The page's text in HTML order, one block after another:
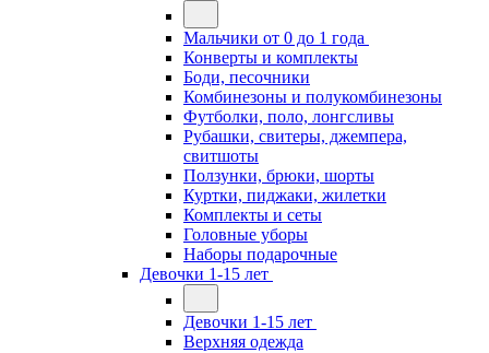
Мальчики от 0 до 1 года
Конверты и комплекты
Боди, песочники
Комбинезоны и полукомбинезоны
Футболки, поло, лонгсливы
Рубашки, свитеры, джемпера,
свитшоты
Ползунки, брюки, шорты
Куртки, пиджаки, жилетки
Комплекты и сеты
Головные уборы
Наборы подарочные
Девочки 1-15 лет
Девочки 1-15 лет
Верхняя одежда